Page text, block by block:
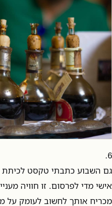
6.
גם השבוע כתבתי טקסט לכיתת
אישי מדי לפרסום. זו חוויה
מכריח אותך לחשוב לעומק